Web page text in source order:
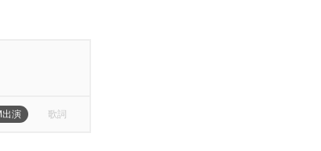
出演 歌詞